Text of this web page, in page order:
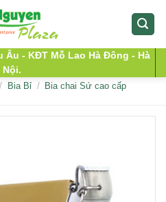
Âu - KĐT Mỗ Lao Hà Đông - Hà
Nội.
/ Bia Bỉ / Bia chai Sứ cao cấp